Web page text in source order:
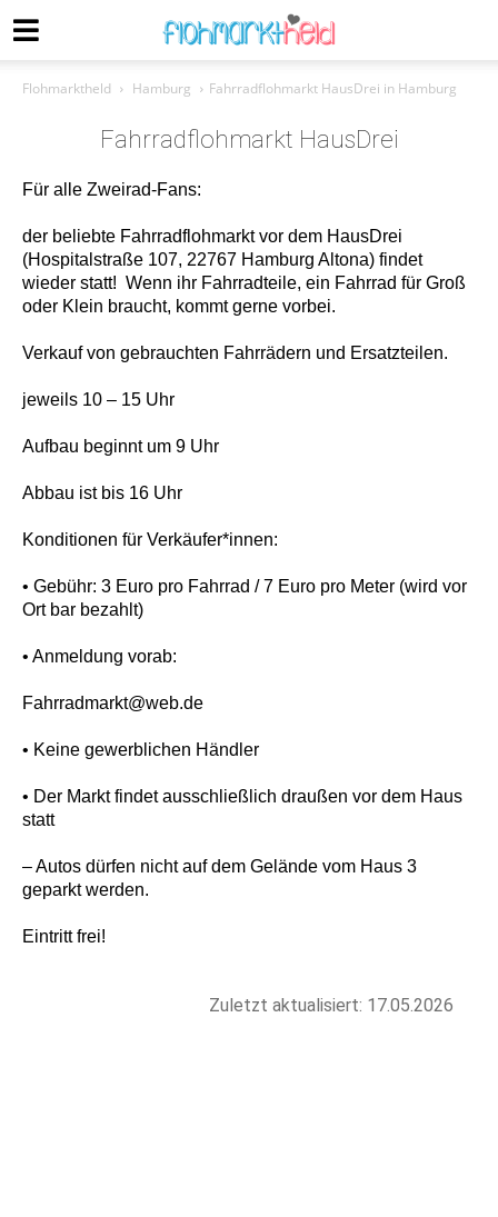
Flohmarktheld Hamburg Fahrradflohmarkt HausDrei in Hamburg
Fahrradflohmarkt HausDrei
Für alle Zweirad-Fans:
der beliebte Fahrradflohmarkt vor dem HausDrei
(Hospitalstraße 107, 22767 Hamburg Altona) findet
wieder statt! ️ Wenn ihr Fahrradteile, ein Fahrrad für Groß
oder Klein braucht, kommt gerne vorbei.
Verkauf von gebrauchten Fahrrädern und Ersatzteilen.
jeweils 10 – 15 Uhr
Aufbau beginnt um 9 Uhr
Abbau ist bis 16 Uhr
Konditionen für Verkäufer*innen:
• Gebühr: 3 Euro pro Fahrrad / 7 Euro pro Meter (wird vor
Ort bar bezahlt)
• Anmeldung vorab:
Fahrradmarkt@web.de
• Keine gewerblichen Händler
• Der Markt findet ausschließlich draußen vor dem Haus
statt
– Autos dürfen nicht auf dem Gelände vom Haus 3
geparkt werden.
Eintritt frei!
Zuletzt aktualisiert: 17.05.2026